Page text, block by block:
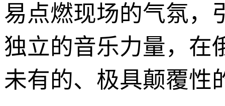
易点燃现场的气氛，
独立的音乐力量，在
未有的、极具颠覆性